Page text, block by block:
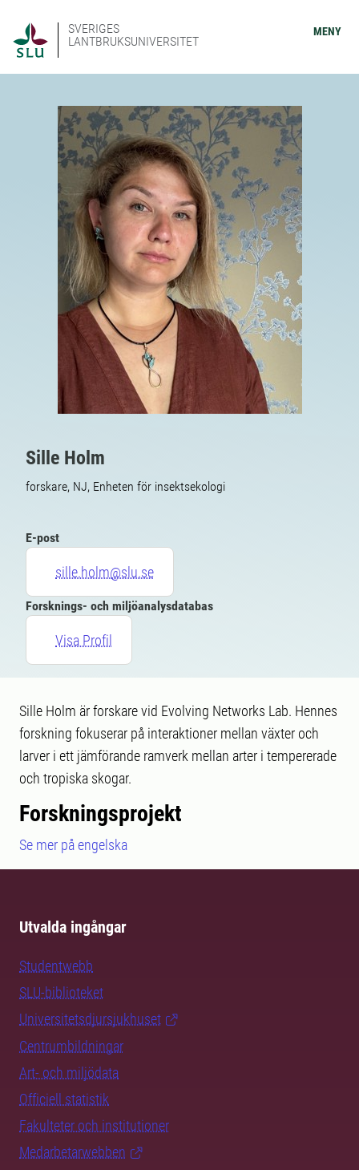
SVERIGES
LANTBRUKSUNIVERSITET
MENY
Sille Holm
forskare, NJ, Enheten för insektsekologi
E-post
sille.holm@slu.se
Forsknings- och miljöanalysdatabas
Visa Profil
Sille Holm är forskare vid Evolving Networks Lab. Hennes
forskning fokuserar på interaktioner mellan växter och
larver i ett jämförande ramverk mellan arter i tempererade
och tropiska skogar.
Forskningsprojekt
Se mer på engelska
Utvalda ingångar
Studentwebb
SLU-biblioteket
Universitetsdjursjukhuset
Centrumbildningar
Art- och miljödata
Officiell statistik
Fakulteter och institutioner
Medarbetarwebben